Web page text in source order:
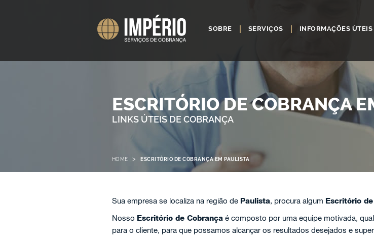
SOBRE SERVIÇOS INFORMAÇÕES ÚTEIS
ESCRITÓRIO DE COBRANÇA
LINKS ÚTEIS DE COBRANÇA
HOME > ESCRITÓRIO DE COBRANÇA EM PAULISTA
Sua empresa se localiza na região de Paulista, procura algum Escritório
Nosso Escritório de Cobrança é composto por uma equipe motivada,
para o cliente, para que possamos alcançar os resultados desejados e